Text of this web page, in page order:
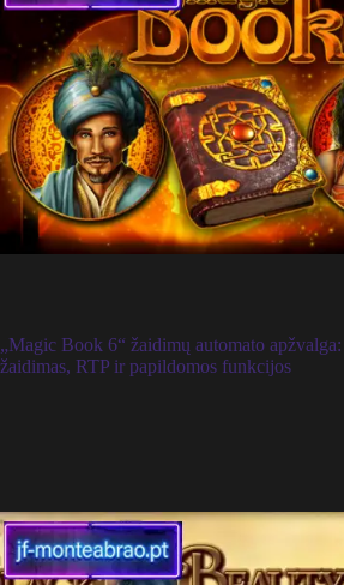
„Magic Book 6“ žaidimų automato
žaidimas, RTP ir papildomos funkcijos